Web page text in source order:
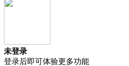
未登录
登录后即可体验更多功能